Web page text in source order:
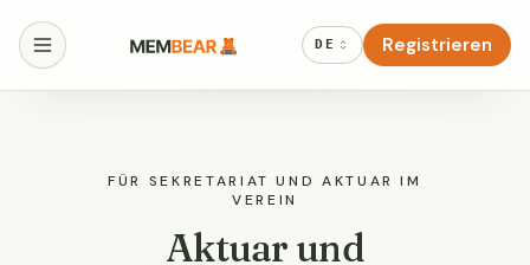
DE Registrieren
FÜR SEKRETARIAT UND AKTUAR IM
VEREIN
Aktuar und